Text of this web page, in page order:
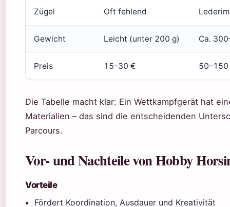
Zügel Oft fehlend
Gewicht Leicht (unter 200 g) Ca.
Preis 15–30 € 50–150
Die Tabelle macht klar: Ein Wettkampfgerät hat
Materialien – das sind die entscheidenden
Parcours.
Vor- und Nachteile von Hobby
Vorteile
Fördert Koordination, Ausdauer und Kreativität